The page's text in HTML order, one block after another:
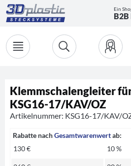
Ein
B2B
Klemmschalengleiter
KSG16-17/KAV/OZ
Artikelnummer: KSG16-17/KAV/
Rabatte nachGesamtwarenwertab:
130 €
10 %